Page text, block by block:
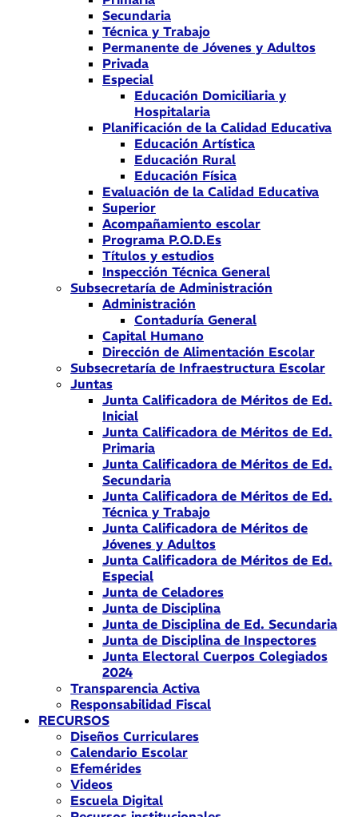
Secundaria
Técnica y Trabajo
Permanente de Jóvenes y Adultos
Privada
Especial
Educación Domiciliaria y
Hospitalaria
Planificación de la Calidad Educativa
Educación Artística
Educación Rural
Educación Física
Evaluación de la Calidad Educativa
Superior
Acompañamiento escolar
Programa P.O.D.Es
Títulos y estudios
Inspección Técnica General
Subsecretaría de Administración
Administración
Contaduría General
Capital Humano
Dirección de Alimentación Escolar
Subsecretaría de Infraestructura Escolar
Juntas
Junta Calificadora de Méritos de Ed.
Inicial
Junta Calificadora de Méritos de Ed.
Primaria
Junta Calificadora de Méritos de Ed.
Secundaria
Junta Calificadora de Méritos de Ed.
Técnica y Trabajo
Junta Calificadora de Méritos de
Jóvenes y Adultos
Junta Calificadora de Méritos de Ed.
Especial
Junta de Celadores
Junta de Disciplina
Junta de Disciplina de Ed. Secundaria
Junta de Disciplina de Inspectores
Junta Electoral Cuerpos Colegiados
2024
Transparencia Activa
Responsabilidad Fiscal
RECURSOS
Diseños Curriculares
Calendario Escolar
Efemérides
Videos
Escuela Digital